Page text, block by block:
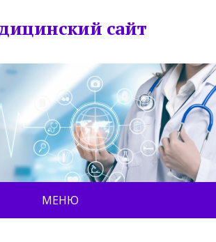
сайт
МЕНЮ